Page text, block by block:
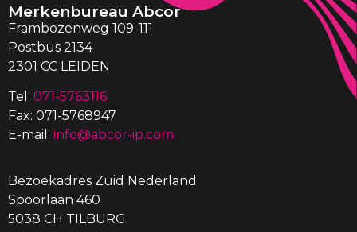
Merkenbureau Abcor
Frambozenweg 109-111
Postbus 2134
2301 CC LEIDEN
Tel: 071-5763116
Fax: 071-5768947
E-mail: info@abcor-ip.com
Bezoekadres Zuid Nederland
Spoorlaan 460
5038 CH TILBURG